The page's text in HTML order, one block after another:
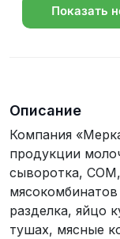
Показать
Описание
Компания
продукции
сыворотка,
разделка, яйцо
тушах, мясные